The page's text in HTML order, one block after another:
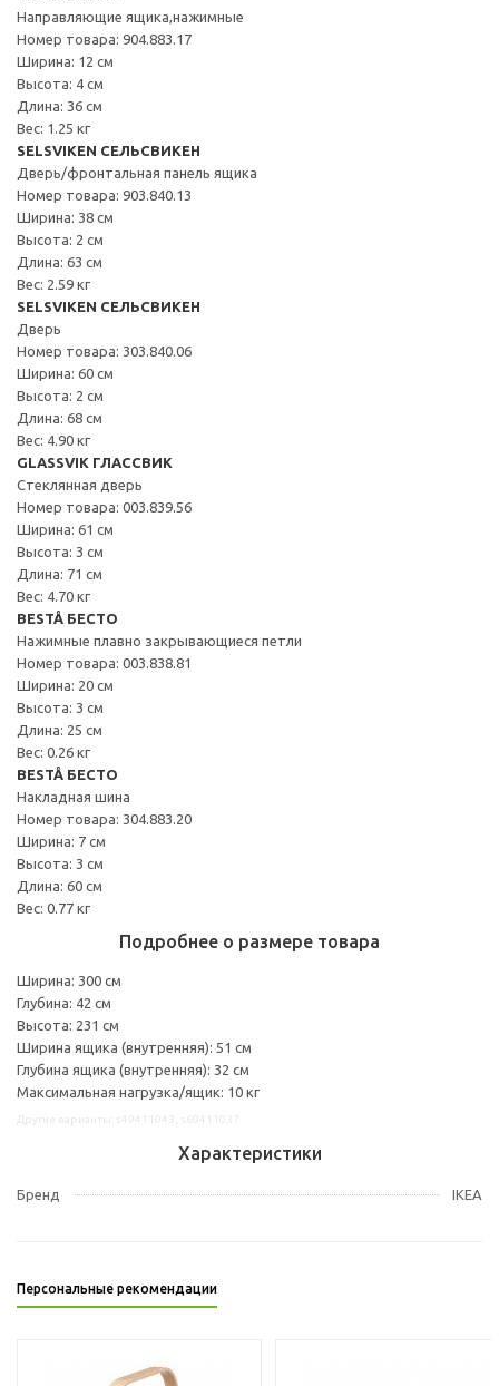
Направляющие ящика,нажимные
Номер товара: 904.883.17
Ширина: 12 см
Высота: 4 см
Длина: 36 см
Вес: 1.25 кг
SELSVIKEN СЕЛЬСВИКЕН
Дверь/фронтальная панель ящика
Номер товара: 903.840.13
Ширина: 38 см
Высота: 2 см
Длина: 63 см
Вес: 2.59 кг
SELSVIKEN СЕЛЬСВИКЕН
Дверь
Номер товара: 303.840.06
Ширина: 60 см
Высота: 2 см
Длина: 68 см
Вес: 4.90 кг
GLASSVIK ГЛАССВИК
Стеклянная дверь
Номер товара: 003.839.56
Ширина: 61 см
Высота: 3 см
Длина: 71 см
Вес: 4.70 кг
BESTÅ БЕСТО
Нажимные плавно закрывающиеся петли
Номер товара: 003.838.81
Ширина: 20 см
Высота: 3 см
Длина: 25 см
Вес: 0.26 кг
BESTÅ БЕСТО
Накладная шина
Номер товара: 304.883.20
Ширина: 7 см
Высота: 3 см
Длина: 60 см
Вес: 0.77 кг
Подробнее о размере товара
Ширина: 300 см
Глубина: 42 см
Высота: 231 см
Ширина ящика (внутренняя): 51 см
Глубина ящика (внутренняя): 32 см
Максимальная нагрузка/ящик: 10 кг
Характеристики
Бренд IKEA
Персональные рекомендации